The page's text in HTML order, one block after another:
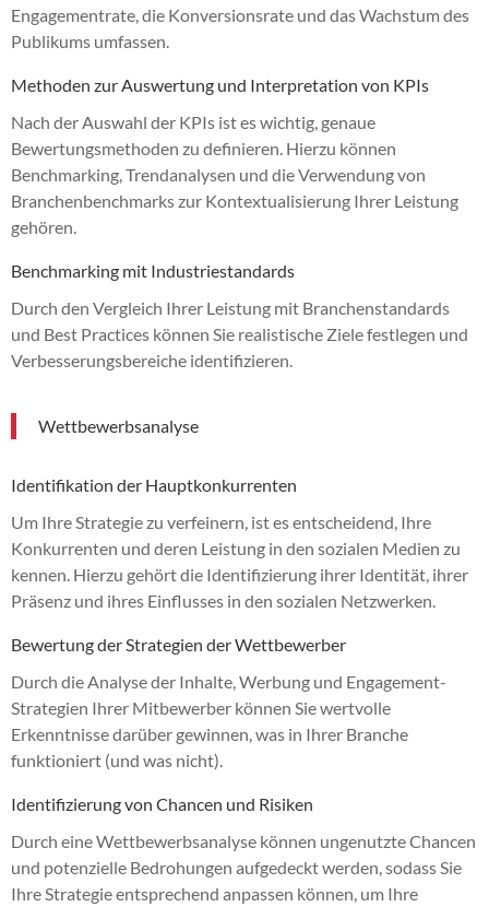
Engagementrate, die Konversionsrate und das Wachstum des
Publikums umfassen.
Methoden zur Auswertung und Interpretation von KPIs
Nach der Auswahl der KPIs ist es wichtig, genaue
Bewertungsmethoden zu definieren. Hierzu können
Benchmarking, Trendanalysen und die Verwendung von
Branchenbenchmarks zur Kontextualisierung Ihrer Leistung
gehören.
Benchmarking mit Industriestandards
Durch den Vergleich Ihrer Leistung mit Branchenstandards
und Best Practices können Sie realistische Ziele festlegen und
Verbesserungsbereiche identifizieren.
Wettbewerbsanalyse
Identifikation der Hauptkonkurrenten
Um Ihre Strategie zu verfeinern, ist es entscheidend, Ihre
Konkurrenten und deren Leistung in den sozialen Medien zu
kennen. Hierzu gehört die Identifizierung ihrer Identität, ihrer
Präsenz und ihres Einflusses in den sozialen Netzwerken.
Bewertung der Strategien der Wettbewerber
Durch die Analyse der Inhalte, Werbung und Engagement-
Strategien Ihrer Mitbewerber können Sie wertvolle
Erkenntnisse darüber gewinnen, was in Ihrer Branche
funktioniert (und was nicht).
Identifizierung von Chancen und Risiken
Durch eine Wettbewerbsanalyse können ungenutzte Chancen
und potenzielle Bedrohungen aufgedeckt werden, sodass Sie
Ihre Strategie entsprechend anpassen können, um Ihre